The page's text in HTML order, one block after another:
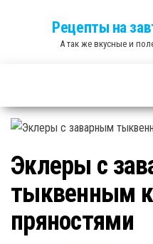
Рецепты на
А так же вкусные и
Эклеры с
тыквенным
пряностями